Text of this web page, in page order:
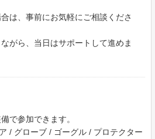
は、事前にお気軽にご相談くださ
がら、当日はサポートして進めま
で参加できます。
/ グローブ / ゴーグル / プロテクター